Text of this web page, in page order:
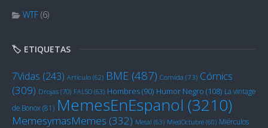
WTF (6)
🏷️ ETIQUETAS
7Vidas (243) Artículo (62) BME (487) Comida (73) Cómics
(309) Drojas (70) FALSO (63) Hombres(90) Humor Negro (108) La vintage
de Bonox(81) MemesEnEspanol (3210)
MemesymasMemes (332) Metal (63) MiedOctubre (60) Miérculos